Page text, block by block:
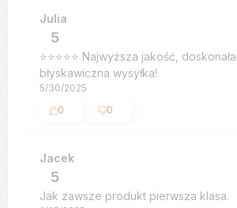
Julia
5
⭐️⭐️⭐️⭐️⭐️ Najwyższa jakość,
błyskawiczna wysyłka!
5/30/2025
0
0
Jacek
5
Jak zawsze produkt pierwsza klasa.